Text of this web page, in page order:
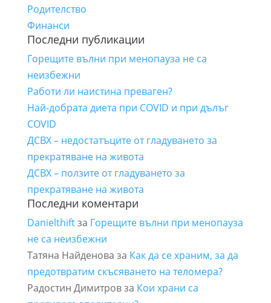
Родителство
Финанси
Последни публикации
Горещите вълни при менопауза не са
неизбежни
Работи ли наистина преваген?
Най-добрата диета при COVID и при дълъг
COVID
ДСВХ – недостатъците от гладуването за
прекратяване на живота
ДСВХ – ползите от гладуването за
прекратяване на живота
Последни коментари
Danielthiftза Горещите вълни при менопауза
не са неизбежни
Татяна Найденова за Как да се храним, за да
предотвратим скъсяването на теломера?
Радостин Димитровза Кои храни са